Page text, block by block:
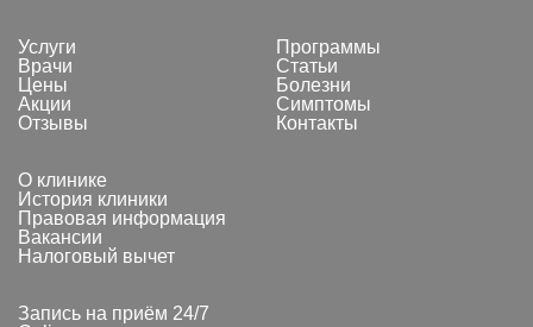
Услуги
Врачи
Цены
Акции
Отзывы
Программы
Статьи
Болезни
Симптомы
Контакты
О клинике
История клиники
Правовая информация
Вакансии
Налоговый вычет
Запись на приём 24/7